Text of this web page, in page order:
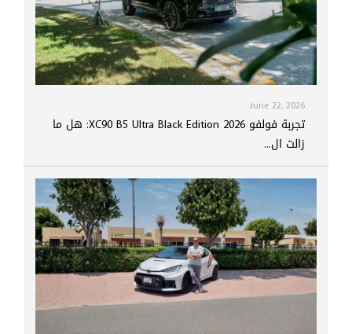
June 22, 2026
تجربة فولفو XC90 B5 Ultra Black Edition 2026: هل ما
زالت ال...